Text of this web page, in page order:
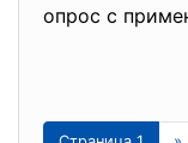
опрос с